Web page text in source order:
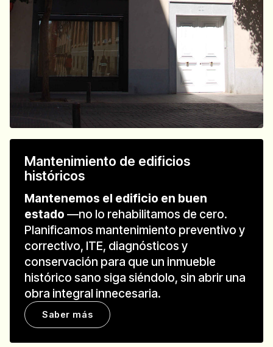
Mantenimiento de edificios
históricos
Mantenemos el edificio en buen
estado —no lo rehabilitamos de cero.
Planificamos mantenimiento preventivo y
correctivo, ITE, diagnósticos y
conservación para que un inmueble
histórico sano siga siéndolo, sin abrir una
obra integral innecesaria.
Saber más